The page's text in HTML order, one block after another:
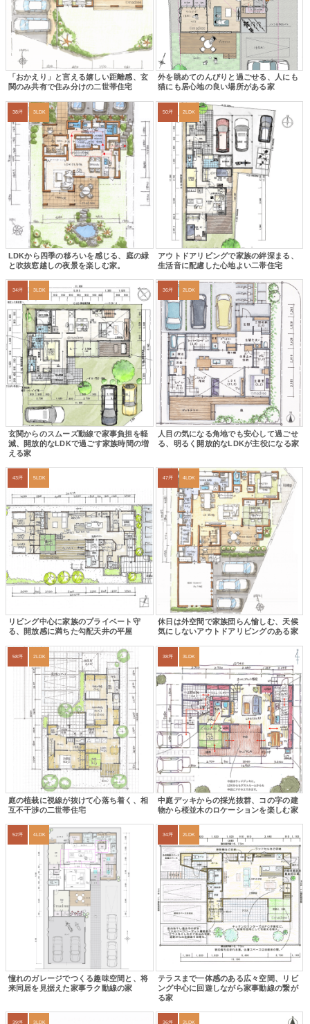
「おかえり」と言える嬉しい距離感、玄
関のみ共有で住み分けの二世帯住宅
外を眺めてのんびりと過ごせる、人にも
猫にも居心地の良い場所がある家
38坪 3LDK
LDKから四季の移ろいを感じる、庭の緑
と吹抜窓越しの夜景を楽しむ家。
50坪 2LDK
アウトドアリビングで家族の絆深まる、
生活音に配慮した心地よい二帯住宅
34坪 3LDK
玄関からのスムーズ動線で家事負担を軽
減、開放的なLDKで過ごす家族時間の増
える家
36坪 2LDK
人目の気になる角地でも安心して過ごせ
る、明るく開放的なLDKが主役になる家
43坪 5LDK
リビング中心に家族のプライベート守
る、開放感に満ちた勾配天井の平屋
47坪 4LDK
休日は外空間で家族団らん愉しむ、天候
気にしないアウトドアリビングのある家
58坪 2LDK
庭の植栽に視線が抜けて心落ち着く、相
互不干渉の二世帯住宅
38坪 3LDK
中庭デッキからの採光抜群、コの字の建
物から桜並木のロケーションを楽しむ家
52坪 4LDK
憧れのガレージでつくる趣味空間と、将
来同居を見据えた家事ラク動線の家
34坪 2LDK
テラスまで一体感のある広々空間、リビ
ング中心に回遊しながら家事動線の繋が
る家
39坪 3LDK 36坪 2LDK